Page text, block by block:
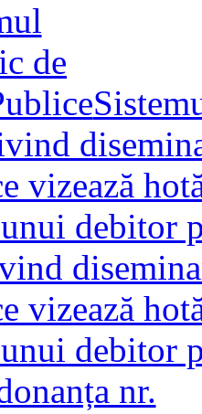
vizează
debitor